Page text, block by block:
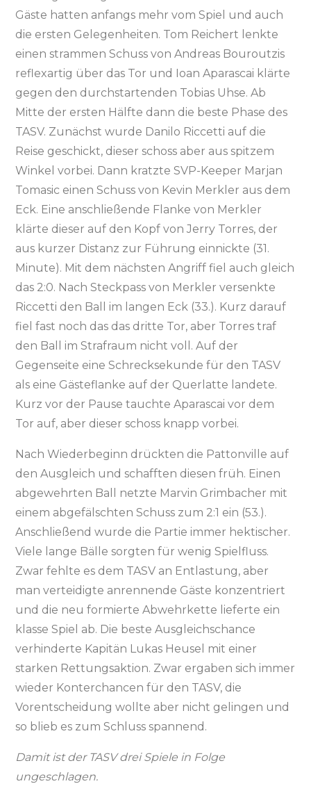
Gäste hatten anfangs mehr vom Spiel und auch
die ersten Gelegenheiten. Tom Reichert lenkte
einen strammen Schuss von Andreas Bouroutzis
reflexartig über das Tor und Ioan Aparascai klärte
gegen den durchstartenden Tobias Uhse. Ab
Mitte der ersten Hälfte dann die beste Phase des
TASV. Zunächst wurde Danilo Riccetti auf die
Reise geschickt, dieser schoss aber aus spitzem
Winkel vorbei. Dann kratzte SVP-Keeper Marjan
Tomasic einen Schuss von Kevin Merkler aus dem
Eck. Eine anschließende Flanke von Merkler
klärte dieser auf den Kopf von Jerry Torres, der
aus kurzer Distanz zur Führung einnickte (31.
Minute). Mit dem nächsten Angriff fiel auch gleich
das 2:0. Nach Steckpass von Merkler versenkte
Riccetti den Ball im langen Eck (33.). Kurz darauf
fiel fast noch das das dritte Tor, aber Torres traf
den Ball im Strafraum nicht voll. Auf der
Gegenseite eine Schrecksekunde für den TASV
als eine Gästeflanke auf der Querlatte landete.
Kurz vor der Pause tauchte Aparascai vor dem
Tor auf, aber dieser schoss knapp vorbei.
Nach Wiederbeginn drückten die Pattonville auf
den Ausgleich und schafften diesen früh. Einen
abgewehrten Ball netzte Marvin Grimbacher mit
einem abgefälschten Schuss zum 2:1 ein (53.).
Anschließend wurde die Partie immer hektischer.
Viele lange Bälle sorgten für wenig Spielfluss.
Zwar fehlte es dem TASV an Entlastung, aber
man verteidigte anrennende Gäste konzentriert
und die neu formierte Abwehrkette lieferte ein
klasse Spiel ab. Die beste Ausgleichschance
verhinderte Kapitän Lukas Heusel mit einer
starken Rettungsaktion. Zwar ergaben sich immer
wieder Konterchancen für den TASV, die
Vorentscheidung wollte aber nicht gelingen und
so blieb es zum Schluss spannend.
Damit ist der TASV drei Spiele in Folge
ungeschlagen.